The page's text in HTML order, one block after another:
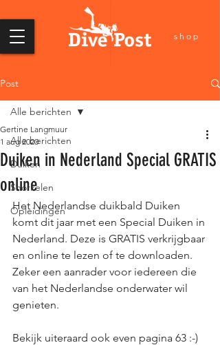
shop
Post
Alle berichten
Duiken
Snorkelen
Opleidingen
Alle berichten
Duiken in Nederland Special GRATIS
online
Gertine Langmuur
1 aug 2020
Het Nederlandse duikbald Duiken
komt dit jaar met een Special Duiken in
Nederland. Deze is GRATIS verkrijgbaar
en online te lezen of te downloaden.
Zeker een aanrader voor iedereen die
van het Nederlandse onderwater wil
genieten.
Bekijk uiteraard ook even pagina 63 :-)